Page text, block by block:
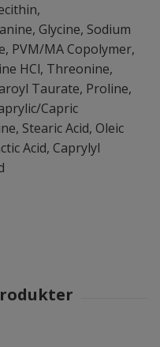
Glycine, Sodium
PVM/MA Copolymer,
HCl, Threonine,
Taurate, Proline,
Capric
Stearic Acid, Oleic
Acid, Caprylyl